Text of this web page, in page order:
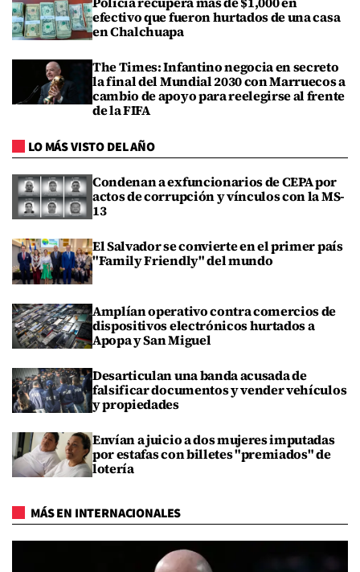
efectivo que fueron hurtados de una casa
en Chalchuapa
The Times: Infantino negocia en secreto
la final del Mundial 2030 con Marruecos a
cambio de apoyo para reelegirse al frente
de la FIFA
LO MÁS VISTO DEL AÑO
Condenan a exfuncionarios de CEPA por
actos de corrupción y vínculos con la MS-
13
El Salvador se convierte en el primer país
"Family Friendly" del mundo
Amplían operativo contra comercios de
dispositivos electrónicos hurtados a
Apopa y San Miguel
Desarticulan una banda acusada de
falsificar documentos y vender vehículos
y propiedades
Envían a juicio a dos mujeres imputadas
por estafas con billetes "premiados" de
lotería
MÁS EN INTERNACIONALES